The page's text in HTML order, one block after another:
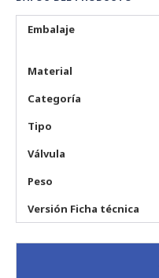
Embalaje
Material
Categoría
Tipo
Válvula
Peso
Versión Ficha técnica